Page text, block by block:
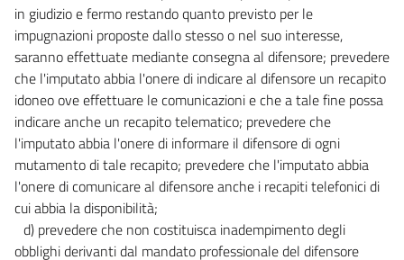
in giudizio e fermo restando quanto previsto per le
impugnazioni proposte dallo stesso o nel suo interesse,
saranno effettuate mediante consegna al difensore; prevedere
che l'imputato abbia l'onere di indicare al difensore un recapito
idoneo ove effettuare le comunicazioni e che a tale fine possa
indicare anche un recapito telematico; prevedere che
l'imputato abbia l'onere di informare il difensore di ogni
mutamento di tale recapito; prevedere che l'imputato abbia
l'onere di comunicare al difensore anche i recapiti telefonici di
cui abbia la disponibilità;
d) prevedere che non costituisca inadempimento degli
obblighi derivanti dal mandato professionale del difensore